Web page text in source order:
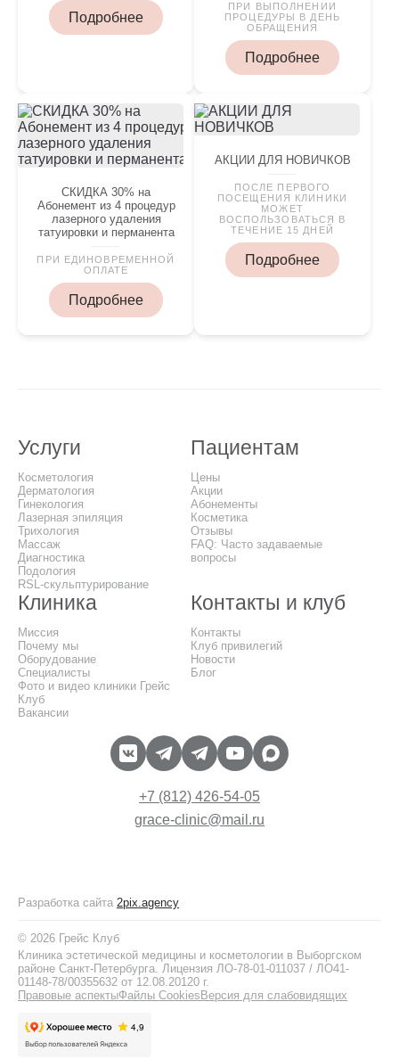
Подробнее
ПРИ ВЫПОЛНЕНИИ
ПРОЦЕДУРЫ В ДЕНЬ
ОБРАЩЕНИЯ
Подробнее
СКИДКА 30% на
Абонемент из 4 процедур
лазерного удаления
татуировки и перманента
ПРИ ЕДИНОВРЕМЕННОЙ
ОПЛАТЕ
Подробнее
АКЦИИ ДЛЯ НОВИЧКОВ
ПОСЛЕ ПЕРВОГО
ПОСЕЩЕНИЯ КЛИНИКИ
МОЖЕТ
ВОСПОЛЬЗОВАТЬСЯ В
ТЕЧЕНИЕ 15 ДНЕЙ
Подробнее
Услуги
Косметология
Дерматология
Гинекология
Лазерная эпиляция
Трихология
Массаж
Диагностика
Подология
RSL-скульптурирование
Пациентам
Цены
Акции
Абонементы
Косметика
Отзывы
FAQ: Часто задаваемые
вопросы
Клиника
Миссия
Почему мы
Оборудование
Специалисты
Фото и видео клиники Грейс
Клуб
Вакансии
Контакты и клуб
Контакты
Клуб привилегий
Новости
Блог
+7 (812) 426-54-05
grace-clinic@mail.ru
Разработка сайта 2pix.agency
© 2026 Грейс Клуб
Клиника эстетической медицины и косметологии в Выборгском
районе Санкт-Петербурга. Лицензия ЛО-78-01-011037 / ЛО41-
01148-78/00355632 от 12.08.20120 г.
Правовые аспектыФайлы Cookies Версия для слабовидящих